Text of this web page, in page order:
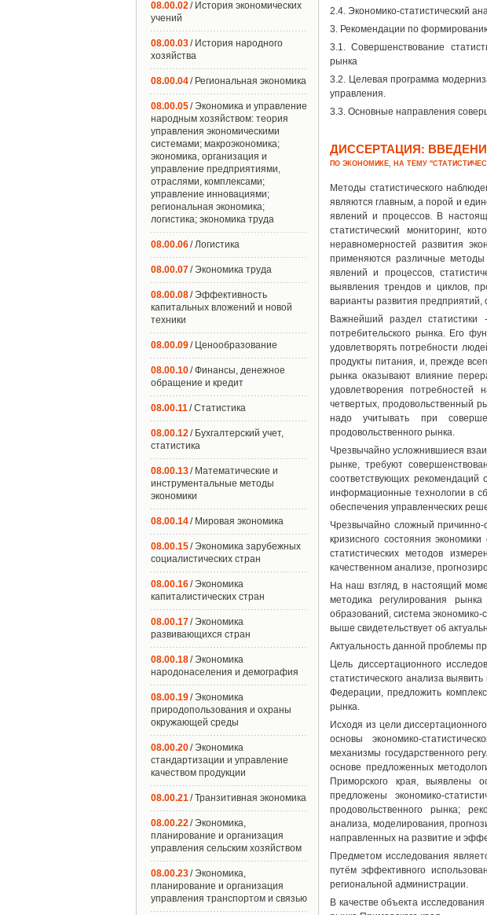
2.4. Экономико-статистический
3. Рекомендации по
3.1. Совершенствование
рынка
3.2. Целевая программа
управления.
3.3. Основные направления
ДИССЕРТАЦИЯ:
ПО ЭКОНОМИКЕ, НА ТЕМУ
Методы статистического
являются главным, а порой и
явлений и процессов. В
статистический мониторинг,
неравномерностей развития
применяются различные методы
явлений и процессов,
выявления трендов и циклов,
варианты развития предприятий,
Важнейший раздел статистики
потребительского рынка. Его
удовлетворять потребности
продукты питания, и, прежде
рынка оказывают влияние
удовлетворения
четвертых, продовольственный
надо учитывать при
продовольственного рынка.
Чрезвычайно усложнившиеся
рынке, требуют
соответствующих рекомендаций
информационные технологии в
обеспечения управленческих
Чрезвычайно сложный
кризисного состояния
статистических методов
качественном анализе,
На наш взгляд, в настоящий
методика регулирования
образований, система
выше свидетельствует об
Актуальность данной проблемы
Цель диссертационного
статистического анализа
Федерации, предложить
рынка.
Исходя из цели
основы экономико-
механизмы государственного
основе предложенных
Приморского края, выявлены
предложены экономико-
продовольственного рынка;
анализа, моделирования,
направленных на развитие и
Предметом исследования
путём эффективного
региональной администрации.
В качестве объекта
08.00.02/ История экономических
учений
08.00.03/ История народного
хозяйства
08.00.04/ Региональная экономика
08.00.05/ Экономика и управление
народным хозяйством: теория
управления экономическими
системами; макроэкономика;
экономика, организация и
управление предприятиями,
отраслями, комплексами;
управление инновациями;
региональная экономика;
логистика; экономика труда
08.00.06/ Логистика
08.00.07/ Экономика труда
08.00.08/ Эффективность
капитальных вложений и новой
техники
08.00.09/ Ценообразование
08.00.10/ Финансы, денежное
обращение и кредит
08.00.11/ Статистика
08.00.12/ Бухгалтерский учет,
статистика
08.00.13/ Математические и
инструментальные методы
экономики
08.00.14/ Мировая экономика
08.00.15/ Экономика зарубежных
социалистических стран
08.00.16/ Экономика
капиталистических стран
08.00.17/ Экономика
развивающихся стран
08.00.18/ Экономика
народонаселения и демография
08.00.19/ Экономика
природопользования и охраны
окружающей среды
08.00.20/ Экономика
стандартизации и управление
качеством продукции
08.00.21/ Транзитивная экономика
08.00.22/ Экономика,
планирование и организация
управления сельским хозяйством
08.00.23/ Экономика,
планирование и организация
управления транспортом и связью